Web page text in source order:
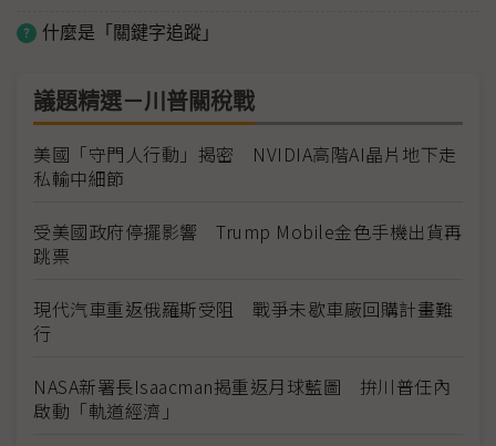
什麼是「關鍵字追蹤」
議題精選－川普關稅戰
美國「守門人行動」揭密 NVIDIA高階AI晶片地下走
私輸中細節
受美國政府停擺影響 Trump Mobile金色手機出貨再
跳票
現代汽車重返俄羅斯受阻 戰爭未歇車廠回購計畫難
行
NASA新署長Isaacman揭重返月球藍圖 拚川普任內
啟動「軌道經濟」